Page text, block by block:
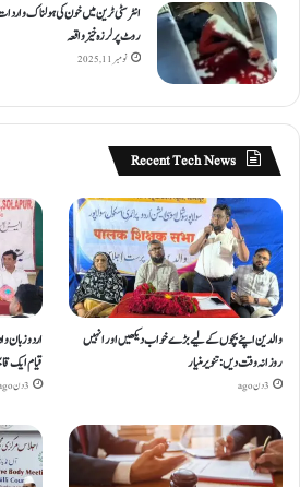
انٹر سٹی ٹرین میں خون کی ہولناک
روٹ پر لرزہ خیز واقعہ
نومبر 11, 2025
Recent Tech News
والدین اپنے بچوں کے لیے بڑے خواب دیکھیں اور انہیں
روزانہ وقت دیں : تنویر منیار
3 دن ago
اردو زبان
قیام ایک
3 دن ago